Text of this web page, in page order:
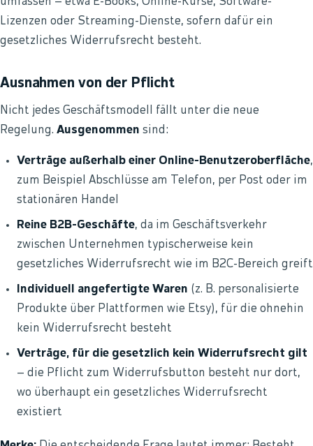
Lizenzen oder Streaming-Dienste, sofern dafür ein
gesetzliches Widerrufsrecht besteht.
Ausnahmen von der Pflicht
Nicht jedes Geschäftsmodell fällt unter die neue
Regelung. Ausgenommen sind:
Verträge außerhalb einer Online-Benutzeroberfläche,
zum Beispiel Abschlüsse am Telefon, per Post oder im
stationären Handel
Reine B2B-Geschäfte, da im Geschäftsverkehr
zwischen Unternehmen typischerweise kein
gesetzliches Widerrufsrecht wie im B2C-Bereich greift
Individuell angefertigte Waren (z. B. personalisierte
Produkte über Plattformen wie Etsy), für die ohnehin
kein Widerrufsrecht besteht
Verträge, für die gesetzlich kein Widerrufsrecht gilt
– die Pflicht zum Widerrufsbutton besteht nur dort,
wo überhaupt ein gesetzliches Widerrufsrecht
existiert